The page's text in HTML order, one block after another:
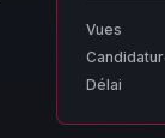
Vues
Délai